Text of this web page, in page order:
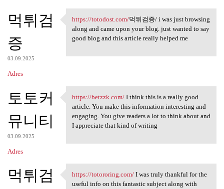
먹튀검
증
03.09.2025
Adres
https://totodost.com/먹튀검증/ i
https://totodost.com/먹튀검증/ i was just browsing
along and came upon your blog. just wanted to say
good blog and this article really helped me
토토커
뮤니티
03.09.2025
Adres
https://betzzk.com/ I think
https://betzzk.com/I think this is a really good
article. You make this information interesting and
engaging. You give readers a lot to think about and
I appreciate that kind of writing
먹튀검
https://totororing.com/ I was
https://totororing.com/I was truly thankful for the
useful info on this fantastic subject along with